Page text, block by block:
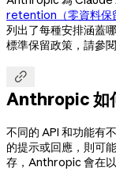
retention（零資料保
列出了每種安排涵蓋
標準保留政策，請參閱

Anthropic 如
不同的 API 和功能有
的提示或回應，則可
存，Anthropic 會在